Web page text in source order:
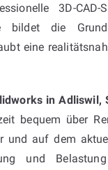
3D-CAD-
bildet die
eine
in Adliswil,
bequem über
und auf dem
und